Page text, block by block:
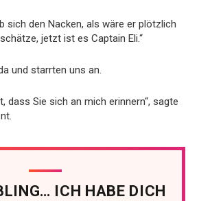
sich den Nacken, als wäre er plötzlich
jetzt ist es Captain Eli.“
und starrten uns an.
dass Sie sich an mich erinnern“, sagte
ICH HABE DICH